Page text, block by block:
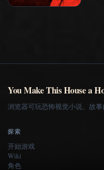
You Make This House a
浏览器可玩恐怖视觉小说、故事
探索
开始游戏
Wiki
角色